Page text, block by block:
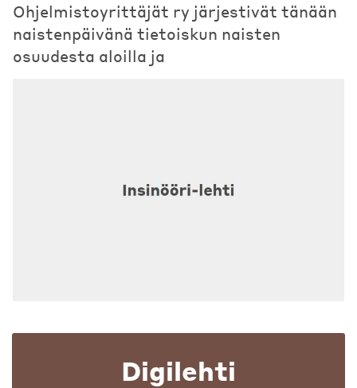
Ohjelmistoyrittäjät ry järjestivät tänään
naistenpäivänä tietoiskun naisten
osuudesta aloilla ja
Digilehti